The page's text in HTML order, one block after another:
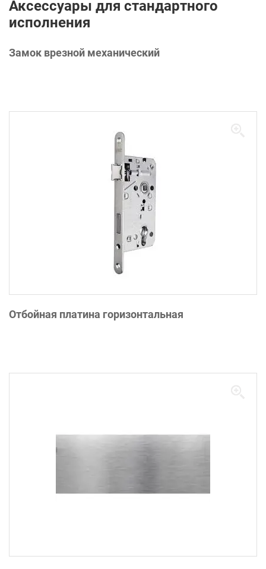
Аксессуары для стандартного
исполнения
Замок врезной механический
Отбойная платина горизонтальная